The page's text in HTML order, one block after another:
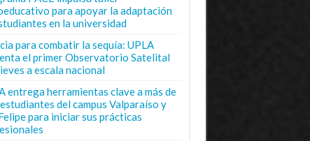
para apoyar la adaptación
en la universidad
para combatir la sequía: UPLA
el primer Observatorio Satelital
a escala nacional
entrega herramientas clave a más de
del campus Valparaíso y
para iniciar sus prácticas